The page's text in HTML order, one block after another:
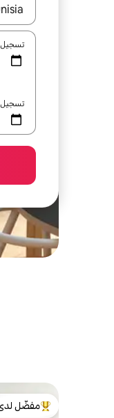
عند
تسجيل
من أبرز
مفضّل